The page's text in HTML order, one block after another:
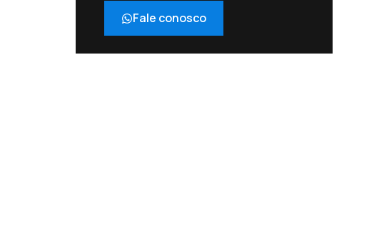
Fale conosco